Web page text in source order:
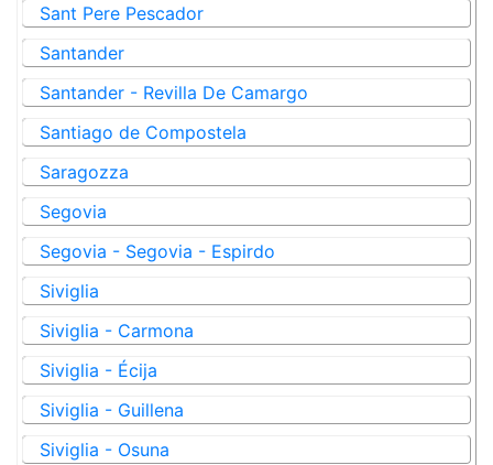
Sant Pere Pescador
Santander
Santander - Revilla De Camargo
Santiago de Compostela
Saragozza
Segovia
Segovia - Segovia - Espirdo
Siviglia
Siviglia - Carmona
Siviglia - Écija
Siviglia - Guillena
Siviglia - Osuna